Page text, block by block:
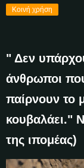
Κοινή χρήση
" Δεν
άνθρωποι
παίρνουν το
κουβαλάει."
της ιπομέας)